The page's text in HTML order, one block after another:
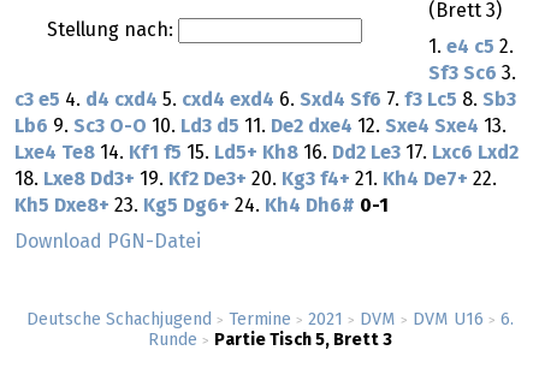
Deutsche Schachjugend > Termine > 2021 > DVM > DVM U16 > 6.
Runde > Partie Tisch 5, Brett 3
Stellung nach:
(Brett 3)
1. e4 c5 2.
Sf3 Sc6 3.
c3 e5 4. d4 cxd4 5. cxd4 exd4 6. Sxd4 Sf6 7. f3 Lc5 8. Sb3
Lb6 9. Sc3 O-O 10. Ld3 d5 11. De2 dxe4 12. Sxe4 Sxe4 13.
Lxe4 Te8 14. Kf1 f5 15. Ld5+ Kh8 16. Dd2 Le3 17. Lxc6 Lxd2
18. Lxe8 Dd3+ 19. Kf2 De3+ 20. Kg3 f4+ 21. Kh4 De7+ 22.
Kh5 Dxe8+ 23. Kg5 Dg6+ 24. Kh4 Dh6# 0-1
Download PGN-Datei